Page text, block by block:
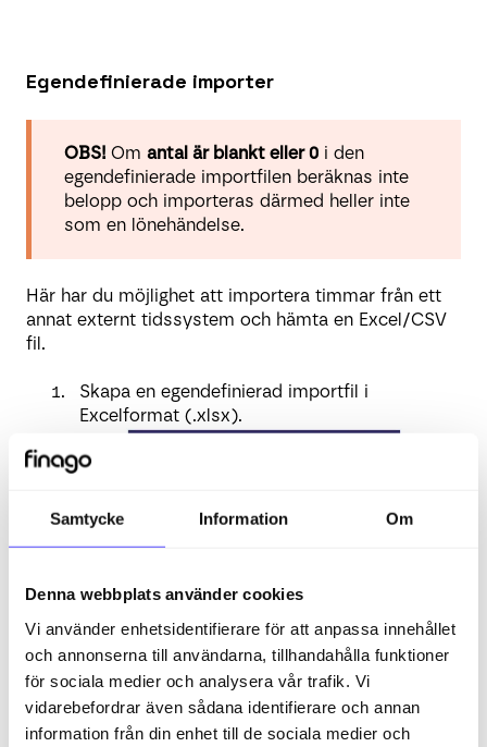
Samtycke Information Om
Denna webbplats använder cookies
Vi använder enhetsidentifierare för att anpassa innehållet
och annonserna till användarna, tillhandahålla funktioner
för sociala medier och analysera vår trafik. Vi
vidarebefordrar även sådana identifierare och annan
information från din enhet till de sociala medier och
Egendefinierade importer
OBS! Om antal är blankt eller 0 i den
egendefinierade importfilen beräknas inte
belopp och importeras därmed heller inte
som en lönehändelse.
Här har du möjlighet att importera timmar från ett
annat externt tidssystem och hämta en Excel/CSV
fil.
Skapa en egendefinierad importfil i
Excelformat (.xlsx).
Ladda upp filen som du hämtar från
med rätt beskrivning i lönekörningen.